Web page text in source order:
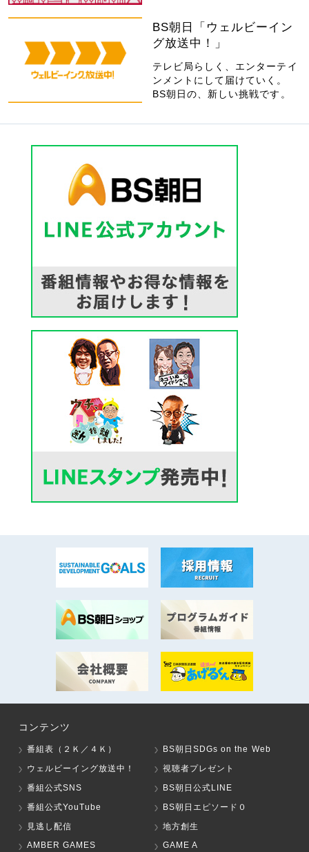
BS朝日「ウェルビーイン
グ放送中！」
テレビ局らしく、エンターテイ
ンメントにして届けていく。
BS朝日の、新しい挑戦です。
コンテンツ
番組表（２Ｋ／４Ｋ）
BS朝日SDGs on the Web
ウェルビーイング放送中！
視聴者プレゼント
番組公式SNS
BS朝日公式LINE
番組公式YouTube
BS朝日エピソード０
見逃し配信
地方創生
AMBER GAMES
GAME A